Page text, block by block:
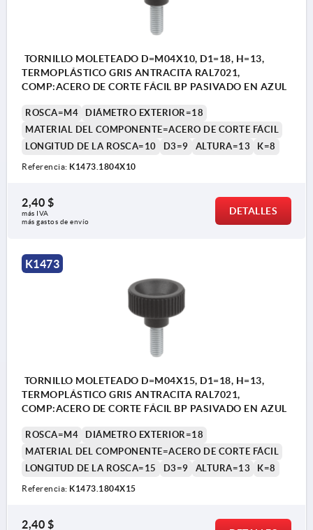
TORNILLO MOLETEADO D=M04X10, D1=18, H=13,
TERMOPLÁSTICO GRIS ANTRACITA RAL7021,
COMP:ACERO DE CORTE FÁCIL BP PASIVADO EN AZUL
ROSCA=M4
DIÁMETRO EXTERIOR=18
MATERIAL DEL COMPONENTE=ACERO DE CORTE FÁCIL
LONGITUD DE LA ROSCA=10
D3=9 ALTURA=13 K=8
Referencia: K1473.1804X10
2,40 $
más IVA
más gastos de envío
DETALLES
K1473
TORNILLO MOLETEADO D=M04X15, D1=18, H=13,
TERMOPLÁSTICO GRIS ANTRACITA RAL7021,
COMP:ACERO DE CORTE FÁCIL BP PASIVADO EN AZUL
ROSCA=M4
DIÁMETRO EXTERIOR=18
MATERIAL DEL COMPONENTE=ACERO DE CORTE FÁCIL
LONGITUD DE LA ROSCA=15
D3=9 ALTURA=13 K=8
Referencia: K1473.1804X15
2,40 $